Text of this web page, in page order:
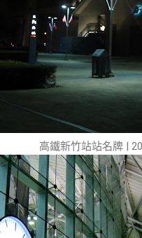
高鐵新竹站站名牌 |